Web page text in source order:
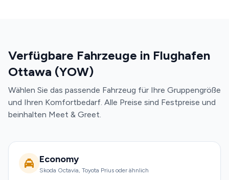
Verfügbare Fahrzeuge in Flughafen
Ottawa (YOW)
Wählen Sie das passende Fahrzeug für Ihre Gruppengröße
und Ihren Komfortbedarf. Alle Preise sind Festpreise und
beinhalten Meet & Greet.
Economy
Skoda Octavia, Toyota Prius oder ähnlich